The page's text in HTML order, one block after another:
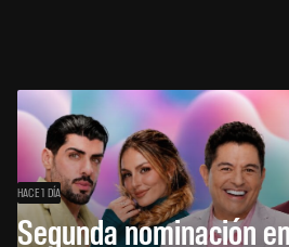
HACE 1 DÍA
Segunda nominación